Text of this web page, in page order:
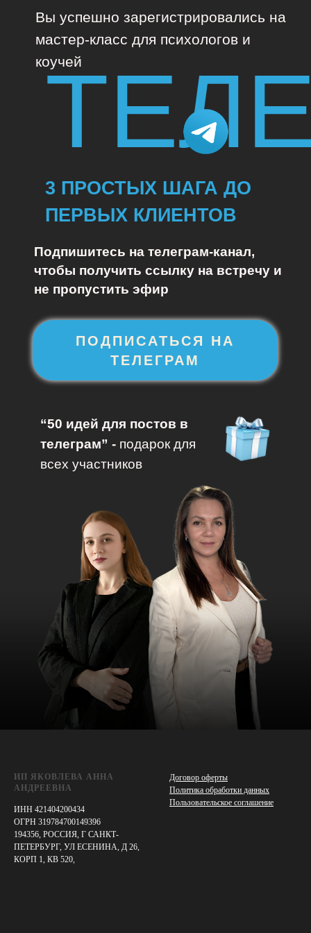
3 ПРОСТЫХ ШАГА ДО
ПЕРВЫХ КЛИЕНТОВ
Вы успешно зарегистрировались на
мастер-класс для психологов и
коучей
Подпишитесь на телеграм-канал,
чтобы получить ссылку на встречу и
не пропустить эфир
“50 идей для постов в
телеграм” - подарок для
всех участников
ПОДПИСАТЬСЯ НА
ТЕЛЕГРАМ
ИП ЯКОВЛЕВА АННА
АНДРЕЕВНА
ИНН 421404200434
ОГРН 319784700149396
194356, РОССИЯ, Г САНКТ-
ПЕТЕРБУРГ, УЛ ЕСЕНИНА, Д 26,
КОРП 1, КВ 520,
Договор оферты
Политика обработки данных
Пользовательское соглашение